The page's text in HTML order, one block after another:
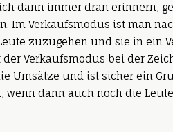
dann immer dran erinnern,
Im Verkaufsmodus ist man
zuzugehen und sie in ein
Verkaufsmodus bei der
Umsätze und ist sicher ein
dann auch noch die